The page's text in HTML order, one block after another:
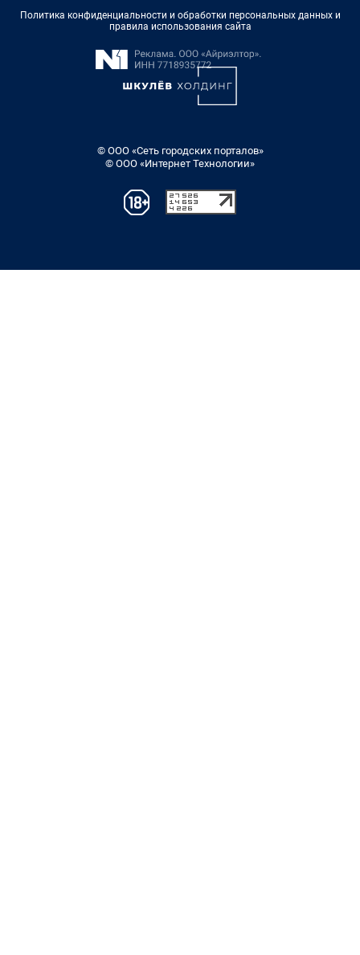
Политика конфиденциальности и обработки персональных данных и
правила использования сайта
© ООО «Сеть городских порталов»
© ООО «Интернет Технологии»